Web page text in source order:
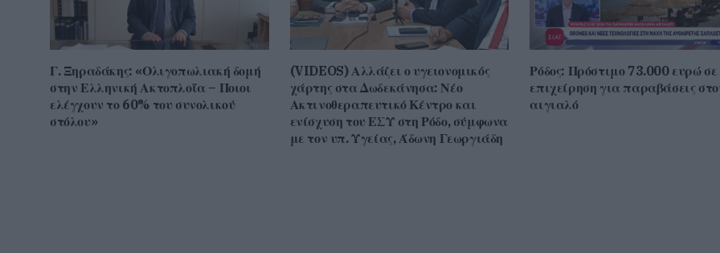
Γ. Ξηραδάκης: «Ολιγοπωλιακή δομή
στην Ελληνική Ακτοπλοΐα – Ποιοι
ελέγχουν το 60% του συνολικού
στόλου»
(VIDEOS) Αλλάζει ο υγειονομικός
χάρτης στα Δωδεκάνησα: Νέο
Ακτινοθεραπευτικό Κέντρο και
ενίσχυση του ΕΣΥ στη Ρόδο, σύμφωνα
με τον υπ. Υγείας, Άδωνη Γεωργιάδη
Ρόδος: Πρόστιμο 73.000 ευρώ σε
επιχείρηση για παραβάσεις
αιγιαλό